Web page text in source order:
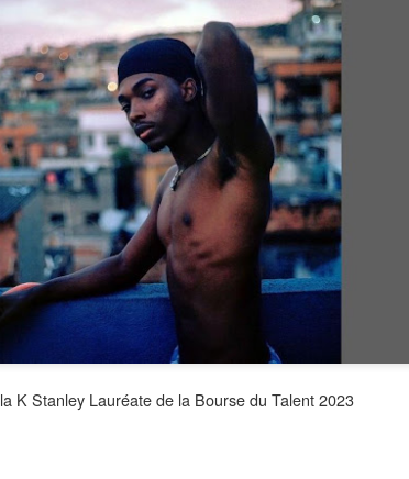
K Stanley Lauréate de la Bourse du Talent 2023
critique de Venise 2025
l'adolescente Nafisa est élevée au
colonisateurs britanniques racontés par
lorsqu'un jeune homme d'affaires arrive
et du coton génétiquement modifié,
déterminera l'avenir du village. Prenant
une quête pour sauver les champs de
ne seront plus jamais les mêmes.
Mahmoud, Talaat Farid